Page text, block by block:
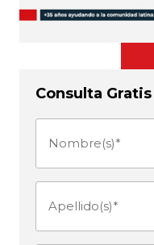
Consulta Gratis
Nombre(s)
Apellido(s)